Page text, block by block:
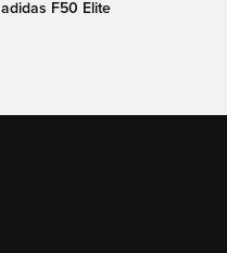
adidas F50 Elite